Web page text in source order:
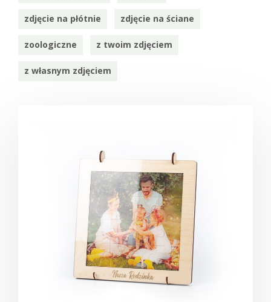
zdjęcie na płótnie zdjęcie na ściane
zoologiczne z twoim zdjęciem
z własnym zdjęciem